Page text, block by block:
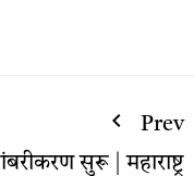
Prev
सुरू | महाराष्ट्र